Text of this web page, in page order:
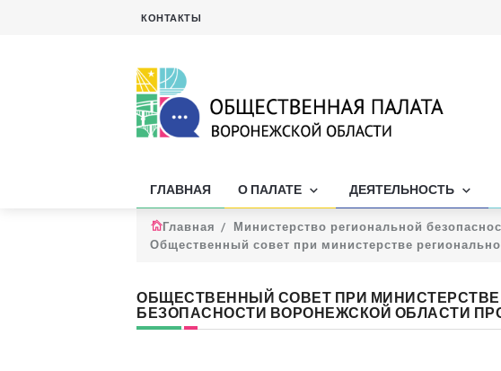
КОНТАКТЫ
ГЛАВНАЯ О ПАЛАТЕ ДЕЯТЕЛЬНОСТЬ
Главная
Министерство региональной
Общественный совет при министерстве
ОБЩЕСТВЕННЫЙ СОВЕТ ПРИ
БЕЗОПАСНОСТИ ВОРОНЕЖСКОЙ ОБЛАСТИ